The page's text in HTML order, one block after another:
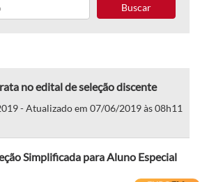
Buscar
no edital de seleção discente
- Atualizado em 07/06/2019 às 08h11
Simplificada para Aluno Especial